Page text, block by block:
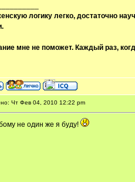
логику легко, достаточно
мне не поможет. Каждый раз,
Чт Фев 04, 2010 12:22 pm
не один же я буду!